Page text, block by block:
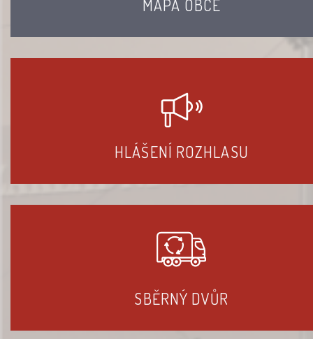
MAPA OBCE
HLÁŠENÍ ROZHLASU
SBĚRNÝ DVŮR